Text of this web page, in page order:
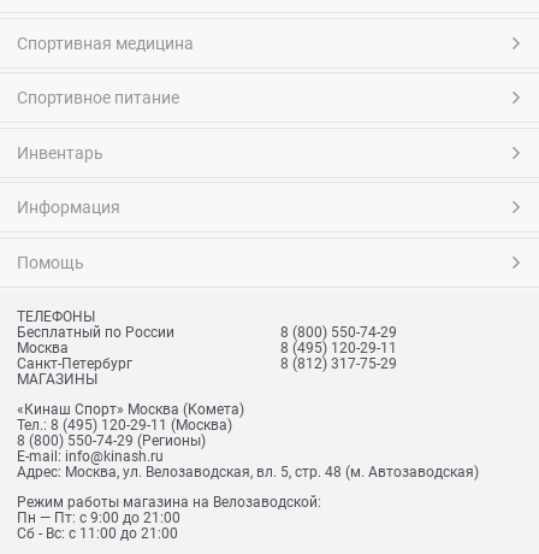
Спортивная медицина
Спортивное питание
Инвентарь
Информация
Помощь
ТЕЛЕФОНЫ
Бесплатный по России
8 (800) 550-74-29
Москва
8 (495) 120-29-11
Санкт-Петербург
8 (812) 317-75-29
МАГАЗИНЫ
«Кинаш Спорт» Москва (Комета)
Тел.: 8 (495) 120-29-11 (Москва)
8 (800) 550-74-29 (Регионы)
E-mail: info@kinash.ru
Адрес: Москва, ул. Велозаводская, вл. 5, стр. 48 (м. Автозаводская)
Режим работы магазина на Велозаводской:
Пн — Пт: с 9:00 до 21:00
Сб - Вс: с 11:00 до 21:00